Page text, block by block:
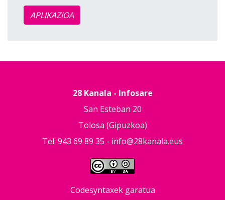
APLIKAZIOA
28 Kanala - Infosare
San Esteban 20
Tolosa (Gipuzkoa)
Tel: 943 69 89 35 - info@28kanala.eus
Codesyntaxek garatua